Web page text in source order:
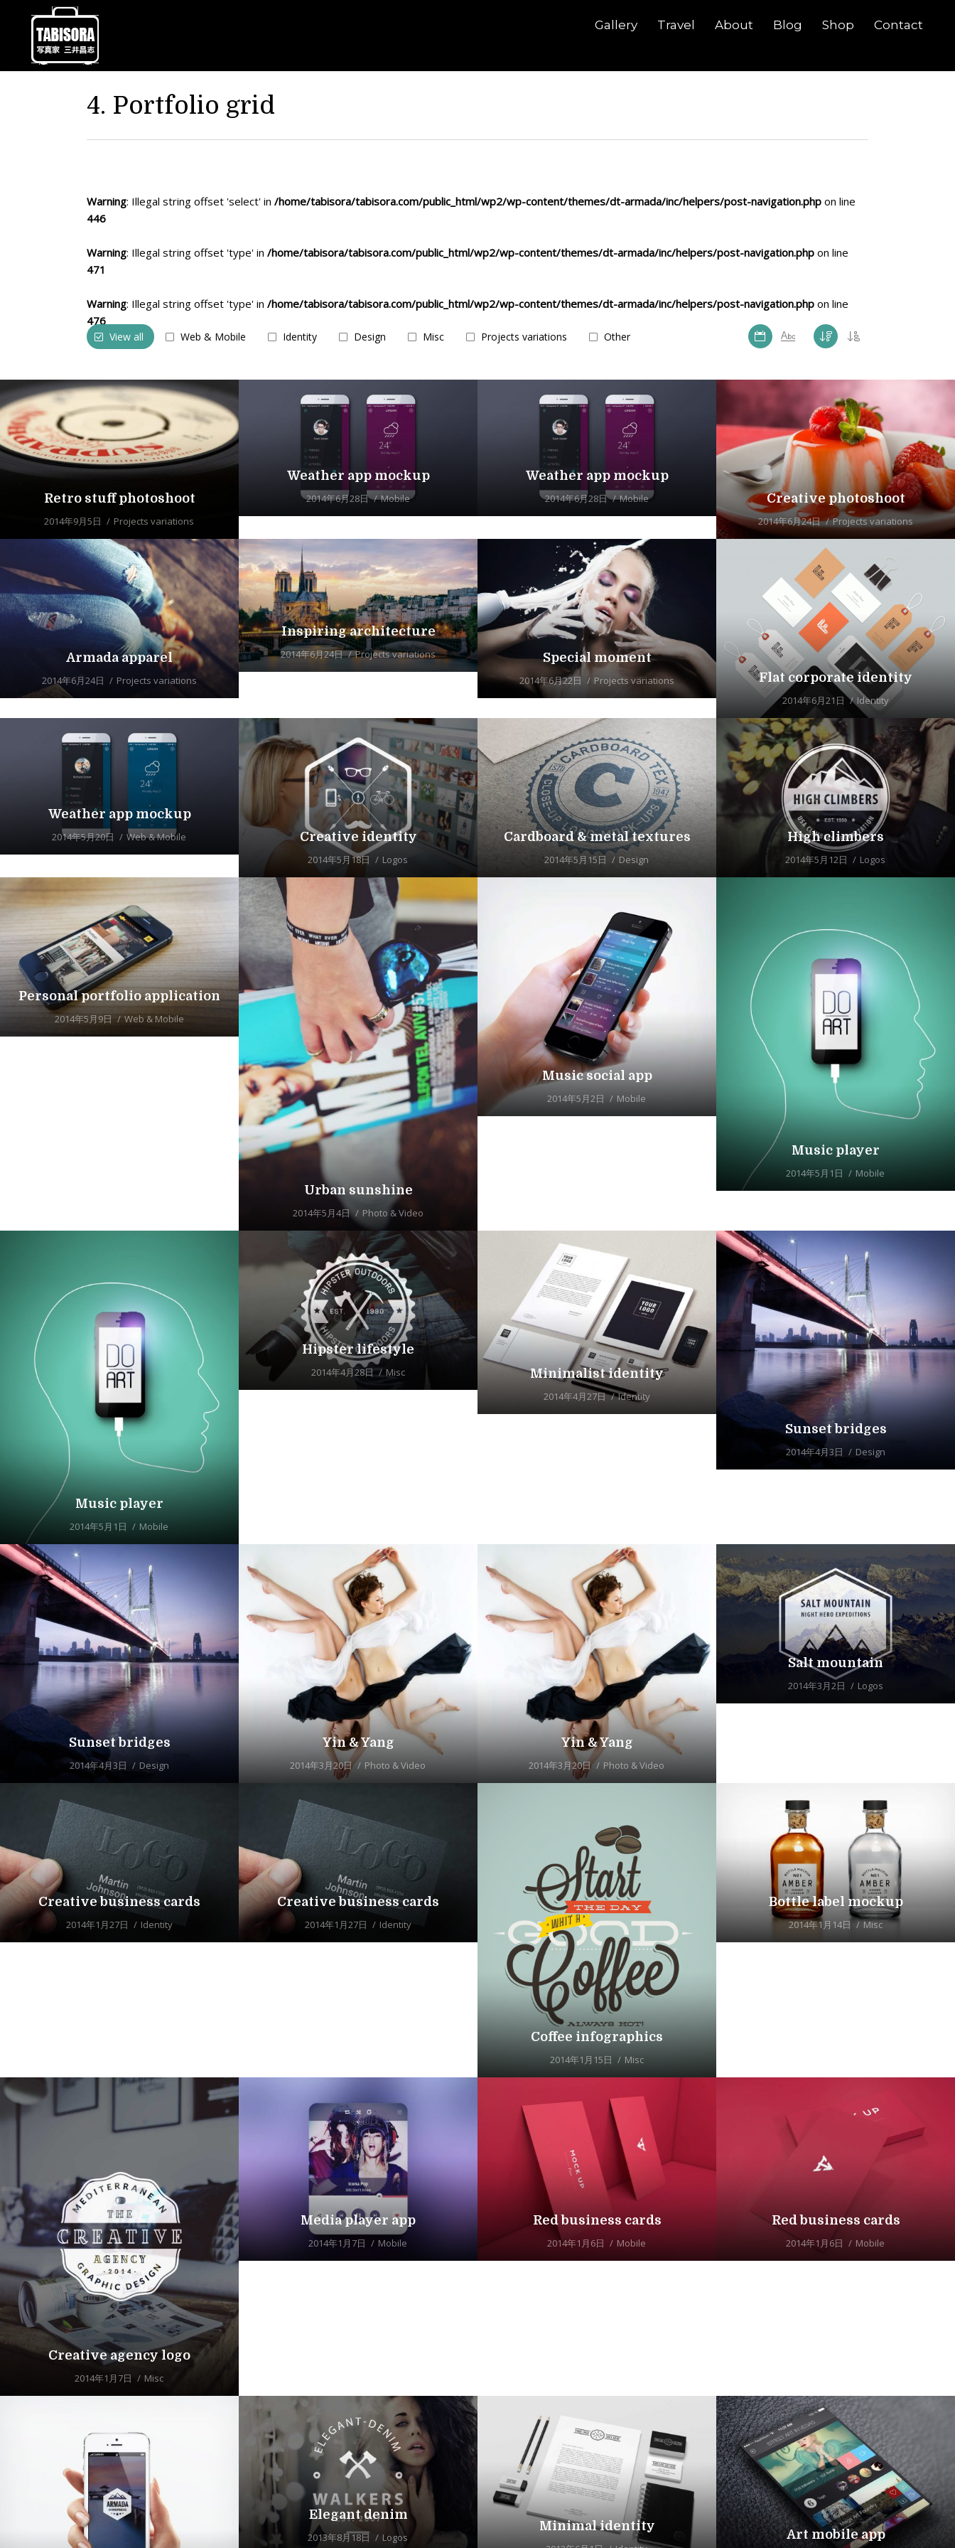
Gallery Travel About Blog Shop Contact
4. Portfolio grid
Warning: Illegal string offset 'select' in /home/tabisora/tabisora.com/public_html/wp2/wp-content/themes/dt-armada/inc/helpers/post-navigation.php on line
446
Warning: Illegal string offset 'type' in /home/tabisora/tabisora.com/public_html/wp2/wp-content/themes/dt-armada/inc/helpers/post-navigation.php on line
471
Warning: Illegal string offset 'type' in /home/tabisora/tabisora.com/public_html/wp2/wp-content/themes/dt-armada/inc/helpers/post-navigation.php on line
476
View all Web & Mobile Identity Design Misc Projects variations Other
Warning /home/tabisora/tabisora.com/public_html/wp2/wp-content/themes/dt-armada/inc/post-types.php 380
Retro stuff photoshoot
2014年9月5日 Projects variations
Weather app mockup
2014年6月28日 Mobile
Weather app mockup
2014年6月28日 Mobile Creative photoshoot
2014年6月24日 Projects variations
Armada apparel
2014年6月24日 Projects variations
Inspiring architecture
2014年6月24日 Projects variations Special moment
2014年6月22日 Projects variations Flat corporate identity
2014年6月21日 Identity
Weather app mockup
2014年5月20日 Web & Mobile Creative identity
2014年5月18日 Logos
Cardboard & metal textures
2014年5月15日 Design
High climbers
2014年5月12日 Logos
Personal portfolio application
2014年5月9日 Web & Mobile
Urban sunshine
2014年5月4日 Photo & Video
Music social app
2014年5月2日 Mobile
Music player
2014年5月1日 Mobile
Music player
2014年5月1日 Mobile
Hipster lifestyle
2014年4月28日 Misc Minimalist identity
2014年4月27日 Identity
Sunset bridges
2014年4月3日 Design
Sunset bridges
2014年4月3日 Design
Yin & Yang
2014年3月20日 Photo & Video
Yin & Yang
2014年3月20日 Photo & Video
Salt mountain
2014年3月2日 Logos
Creative business cards
2014年1月27日 Identity
Creative business cards
2014年1月27日 Identity
Coffee infographics
2014年1月15日 Misc
Bottle label mockup
2014年1月14日 Misc
Creative agency logo
2014年1月7日 Misc
Media player app
2014年1月7日 Mobile
Red business cards
2014年1月6日 Mobile
Red business cards
2014年1月6日 Mobile
Elegant denim
2013年8月18日 Logos
Minimal identity
Art mobile app